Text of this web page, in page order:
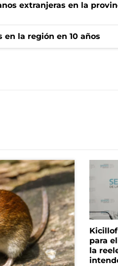
extranjeras en la
en la región en 10 años
para
la